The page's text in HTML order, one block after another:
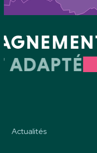
ADAPTÉ
Actualités